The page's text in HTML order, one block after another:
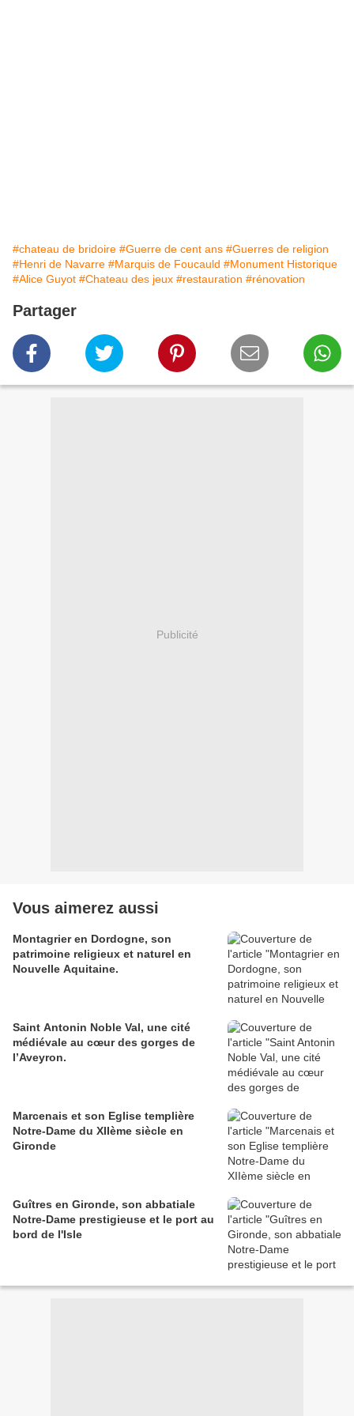
#chateau de bridoire #Guerre de cent ans #Guerres de religion
#Henri de Navarre #Marquis de Foucauld #Monument Historique
#Alice Guyot #Chateau des jeux #restauration #rénovation
Partager
Publicité
Vous aimerez aussi
Montagrier en Dordogne, son
patrimoine religieux et naturel en
Nouvelle Aquitaine.
Saint Antonin Noble Val, une cité
médiévale au cœur des gorges de
l’Aveyron.
Marcenais et son Eglise templière
Notre-Dame du XIIème siècle en
Gironde
Guîtres en Gironde, son abbatiale
Notre-Dame prestigieuse et le port au
bord de l'Isle